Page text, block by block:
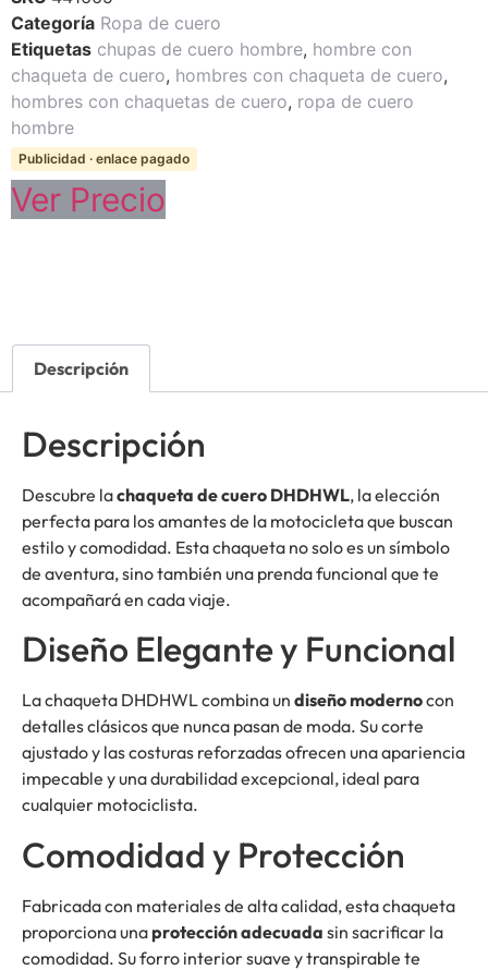
Categoría Ropa de cuero
Etiquetas chupas de cuero hombre, hombre con
chaqueta de cuero, hombres con chaqueta de cuero,
hombres con chaquetas de cuero, ropa de cuero
hombre
Publicidad · enlace pagado
Ver Precio
Descripción
Descripción
Descubre lachaqueta de cuero DHDHWL, la elección
perfecta para los amantes de la motocicleta que buscan
estilo y comodidad. Esta chaqueta no solo es un símbolo
de aventura, sino también una prenda funcional que te
acompañará en cada viaje.
Diseño Elegante y Funcional
La chaqueta DHDHWL combina un diseño modernocon
detalles clásicos que nunca pasan de moda. Su corte
ajustado y las costuras reforzadas ofrecen una apariencia
impecable y una durabilidad excepcional, ideal para
cualquier motociclista.
Comodidad y Protección
Fabricada con materiales de alta calidad, esta chaqueta
proporciona unaprotección adecuada sin sacrificar la
comodidad. Su forro interior suave y transpirable te